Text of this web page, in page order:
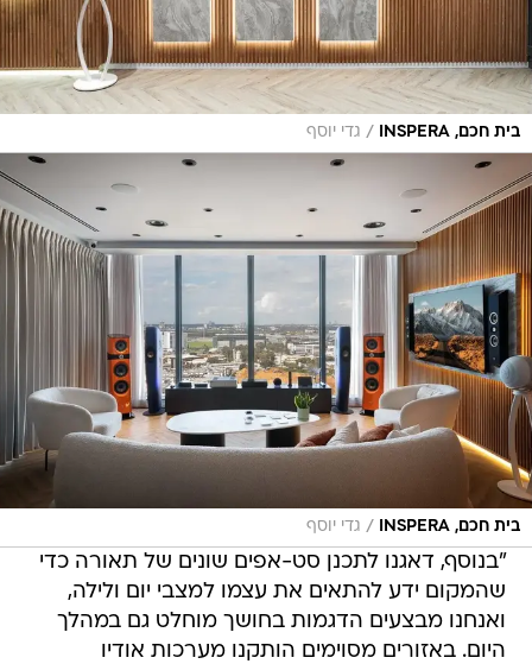
בית חכם, INSPERA / גדי יוסף
בית חכם, INSPERA / גדי יוסף
"בנוסף, דאגנו לתכנן סט-אפים שונים של תאורה כדי
שהמקום ידע להתאים את עצמו למצבי יום ולילה,
ואנחנו מבצעים הדגמות בחושך מוחלט גם במהלך
היום. באזורים מסוימים הותקנו מערכות אודיו